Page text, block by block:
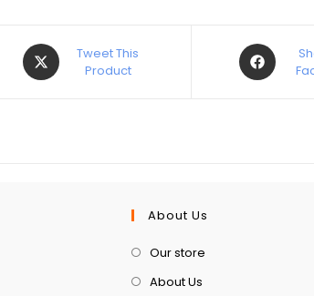
Tweet This
Product
About Us
Our store
About Us